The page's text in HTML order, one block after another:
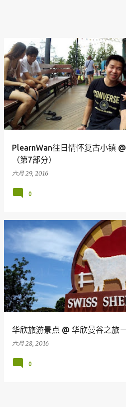
PlearnWan往日情怀复古小镇
（第7部分）
六月 29, 2016
0
华欣旅游景点 @ 华欣曼谷之旅
六月 28, 2016
0